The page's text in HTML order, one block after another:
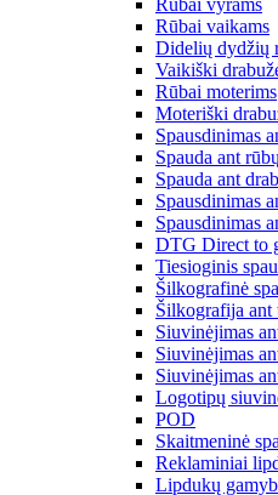
Rūbai vyrams
Rūbai vaikams
Didelių dydžių
Vaikiški
Rūbai moterims
Moteriški
Spausdinimas
Spauda ant
Spauda ant
Spausdinimas
Spausdinimas
DTG Direct to
Tiesioginis
Šilkografinė
Šilkografija ant
Siuvinėjimas
Siuvinėjimas
Siuvinėjimas
Logotipų
POD
Skaitmeninė
Reklaminiai
Lipdukų